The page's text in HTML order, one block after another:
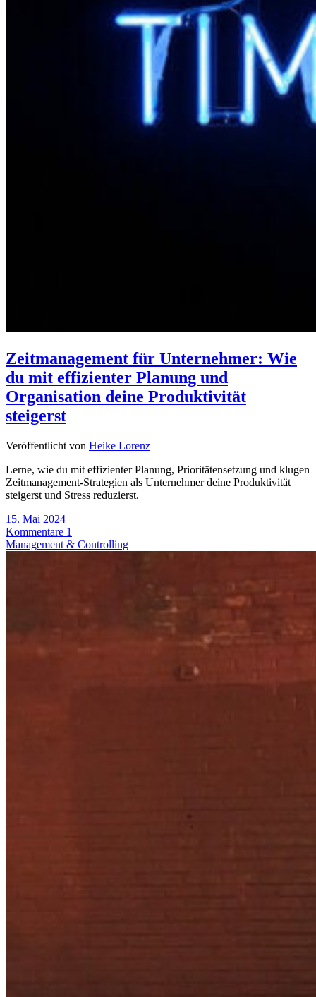
Zeitmanagement für Unternehmer: Wie
du mit effizienter Planung und
Organisation deine Produktivität
steigerst
Veröffentlicht von Heike Lorenz
Lerne, wie du mit effizienter Planung, Prioritätensetzung und klugen
Zeitmanagement-Strategien als Unternehmer deine Produktivität
steigerst und Stress reduzierst.
15. Mai 2024
Kommentare 1
Management & Controlling